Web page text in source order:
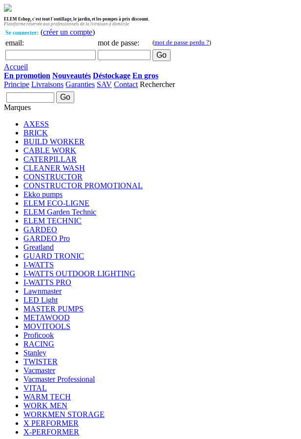
ELEM Eshop, c'est tout l'outillage, le jardin, et les pompes à prix discount.
Plateforme réservée aux professionnels de la livraison à domicile
Se connecter: (créer un compte)
email:
mot de passe: (mot de passe perdu ?)
Accueil
En promotion Nouveautés Déstockage En gros
Principe Livraisons Garanties SAV Contact Rechercher
Marques
AXESS
BRICK
BUILD WORKER
CABLE WORK
CATERPILLAR
CLEANER WASH
CONSTRUCTOR
CONSTRUCTOR PROMOTIONAL
Ekko pumps
ELEM ECO-LIGNE
ELEM Garden Technic
ELEM TECHNIC
GARDEO
GARDEO Pro
Greatland
GUARD TRONIC
I-WATTS
I-WATTS OUTDOOR LIGHTING
I-WATTS PRO
Lawnmaster
LED Light
MASTER PUMPS
METAWOOD
MOVITOOLS
Proficook
RACING
Stanley
TWISTER
Vacmaster
Vacmaster Professional
VITAL
WARM TECH
WORK MEN
WORKMEN STORAGE
X PERFORMER
X-PERFORMER